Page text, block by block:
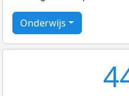
Onderwijs